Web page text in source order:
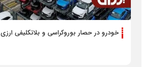
خودرو در حصار بوروکراسی و بلاتکلیفی ارزی